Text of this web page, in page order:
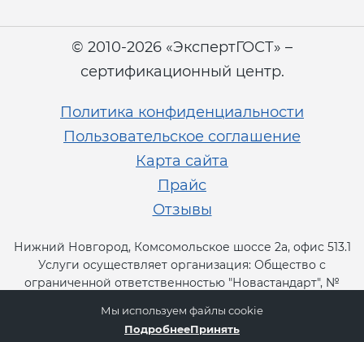
© 2010-2026 «ЭкспертГОСТ» –
сертификационный центр.
Политика конфиденциальности
Пользовательское соглашение
Карта сайта
Прайс
Отзывы
Нижний Новгород, Комсомольское шоссе 2а, офис 513.1
Услуги осуществляет организация: Общество с
ограниченной ответственностью "Новастандарт", №
Мы используем файлы cookie
ПодробнееПринять